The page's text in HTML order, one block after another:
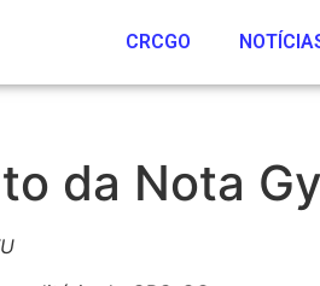
CRCGO
da Nota